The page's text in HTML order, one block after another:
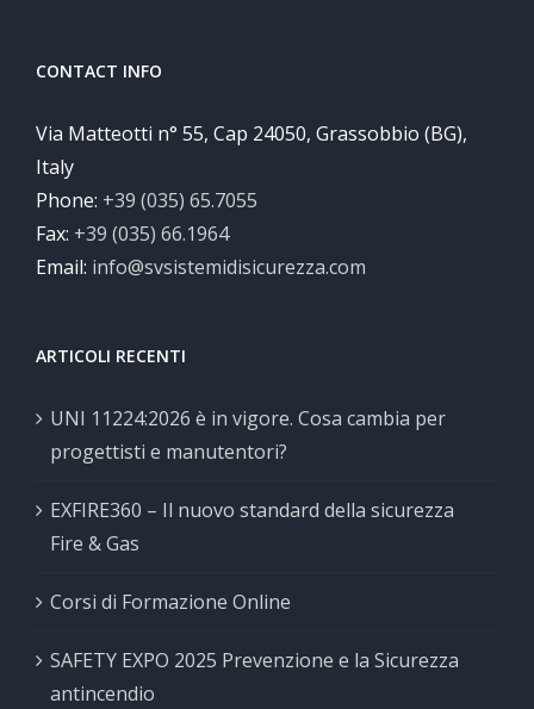
CONTACT INFO
Via Matteotti n° 55, Cap 24050, Grassobbio (BG),
Italy
Phone: +39 (035) 65.7055
Fax: +39 (035) 66.1964
Email: info@svsistemidisicurezza.com
ARTICOLI RECENTI
UNI 11224:2026 è in vigore. Cosa cambia per
progettisti e manutentori?
EXFIRE360 – Il nuovo standard della sicurezza
Fire & Gas
Corsi di Formazione Online
SAFETY EXPO 2025 Prevenzione e la Sicurezza
antincendio